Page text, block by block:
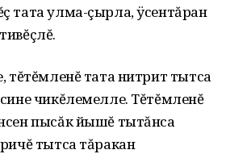
тата улма-çырла, ÿсентăран
тĕтĕмленĕ тата нитрит тытса
чикĕлемелле. Тĕтĕмленĕ
пысăк йышĕ тытăнса
тытса тăракан